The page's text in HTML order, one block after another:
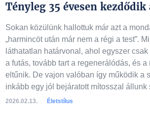
Tényleg 35 évesen kezdődik
Sokan közülünk hallottuk már azt a
„harmincöt után már nem a régi a test”.
láthatatlan határvonal, ahol egyszer
a futás, tovább tart a regenerálódás, és a
eltűnik. De vajon valóban így működik a
inkább egy jól bejáratott mítosszal állunk
2026.02.13. Életstílus